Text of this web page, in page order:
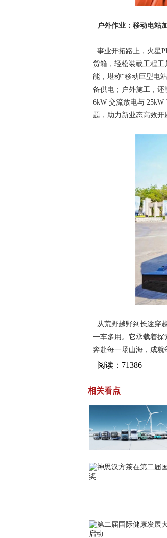
户外作业：移动电站
事业开拓路上，火星
货箱，轻松装载工程
能，堪称“移动巨型电
备供电；户外施工，
6kW 交流放电与
题，助力新业态高效开
从荒野越野到长途穿
一车多用。它承载着
奔赴每一场山海，成就
相关看点